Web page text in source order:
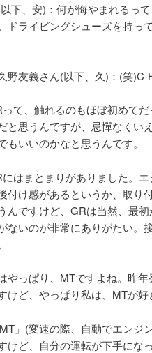
下、安)：何が悔やまれるっ
ドライビングシューズを持っ
野友義さん(以下、久)：(笑
て、触れるのもほぼ初めて
と思うんですが、忌憚なく
もいいのかなと思うんです。
はまとまりがありました。
付け感があるというか、取り
んですけど、GRは当然、最
ないのが非常にありがたい。
やっぱり、MTですよね。昨
けど、やっぱり私は、MTが好
」(変速の際、自動でエンジ
けど、自分の運転が下手にな